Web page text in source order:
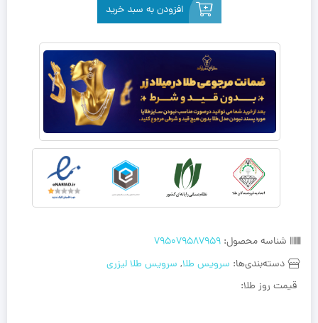
شناسه محصول: 795079587959
دسته‌بندی‌ها: سرویس طلا, سرویس طلا لیزری
قیمت روز طلا:
افزودن به سبد خرید